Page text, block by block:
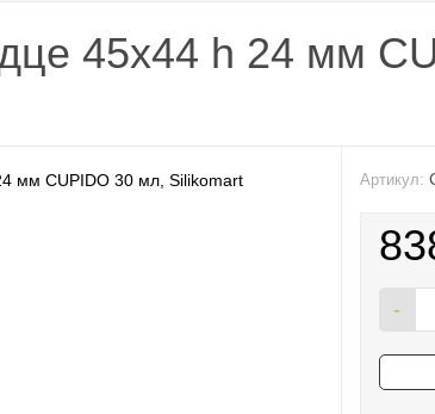
45x44 h 24 мм
Артикул:
-